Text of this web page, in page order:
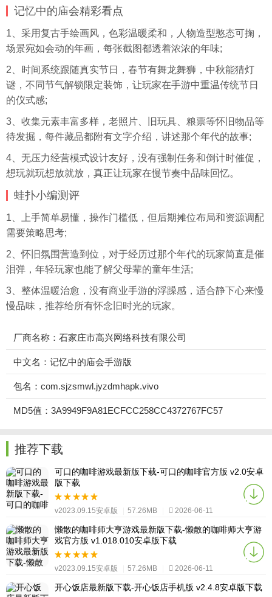
记忆中的庙会精彩看点
1、采用复古手绘画风，色彩温暖柔和，人物造型憨态可掬，
场景宛如会动的年画，每张截图都透着浓浓的年味;
2、时间系统跟随真实节日，春节有舞龙舞狮，中秋能猜灯
谜，不同节气解锁限定装饰，让玩家在手游中重温传统节日
的仪式感;
3、收集元素丰富多样，老照片、旧玩具、粮票等怀旧物品等
待发掘，每件藏品都附有文字介绍，讲述那个年代的故事;
4、无压力经营模式设计友好，没有强制任务和倒计时催促，
想玩就玩想放就放，真正让玩家在慢节奏中品味回忆。
蛙扑小编测评
1、上手简单易懂，操作门槛低，但后期摊位布局和资源调配
需要策略思考;
2、怀旧氛围营造到位，对于经历过那个年代的玩家简直是催
泪弹，年轻玩家也能了解父母辈的童年生活;
3、整体温暖治愈，没有商业手游的浮躁感，适合静下心来慢
慢品味，推荐给所有怀念旧时光的玩家。
厂商名称：石家庄市高兴网络科技有限公司
中文名：记忆中的庙会手游版
包名：com.sjzsmwl.jyzdmhapk.vivo
MD5值：3A9949F9A81ECFCC258CC4372767FC57
推荐下载
可口的咖啡游戏最新版下载-可口的咖啡官方版 v2.0安卓
版下载
v2023.09.15安卓版 57.26MB 2026-06-11
懒散的咖啡师大亨游戏最新版下载-懒散的咖啡师大亨游
戏官方版 v1.018.010安卓版下载
v2023.09.15安卓版 57.26MB 2026-06-11
开心饭店最新版下载-开心饭店手机版 v2.4.8安卓版下载